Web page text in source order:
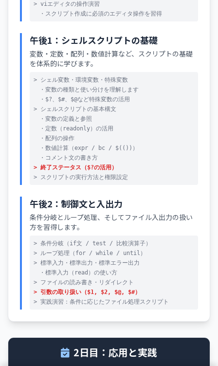
> viエディタの操作演習
・スクリプト作成に必須のエディタ操作を習得
午後1：シェルスクリプトの基礎
変数・定数・配列・数値計算など、スクリプトの基礎
を体系的に学びます。
> シェル変数・環境変数・特殊変数
・変数の種類と使い分けを理解します
・$?、$#、$@など特殊変数の活用
> シェルスクリプトの基本構文
・変数の定義と参照
・定数（readonly）の活用
・配列の操作
・数値計算（expr / bc / $(())）
・コメント文の書き方
> 終了ステータス（$?の活用）
> スクリプトの実行方法と権限設定
午後2：制御文と入出力
条件分岐とループ処理、そしてファイル入出力の扱い
方を習得します。
> 条件分岐（if文 / test / 比較演算子）
> ループ処理（for / while / until）
> 標準入力・標準出力・標準エラー出力
・標準入力（read）の使い方
> ファイルの読み書き・リダイレクト
> 引数の取り扱い（$1, $2, $@, $#）
> 実践演習：条件に応じたファイル処理スクリプト
2日目：応用と実践